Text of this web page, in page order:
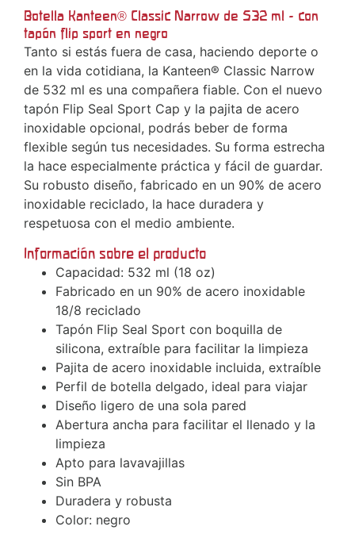
Botella Kanteen® Classic Narrow de 532 ml - con
tapón flip sport en negro
Tanto si estás fuera de casa, haciendo deporte o
en la vida cotidiana, la Kanteen® Classic Narrow
de 532 ml es una compañera fiable. Con el nuevo
tapón Flip Seal Sport Cap y la pajita de acero
inoxidable opcional, podrás beber de forma
flexible según tus necesidades. Su forma estrecha
la hace especialmente práctica y fácil de guardar.
Su robusto diseño, fabricado en un 90% de acero
inoxidable reciclado, la hace duradera y
respetuosa con el medio ambiente.
Información sobre el producto
Capacidad: 532 ml (18 oz)
Fabricado en un 90% de acero inoxidable
18/8 reciclado
Tapón Flip Seal Sport con boquilla de
silicona, extraíble para facilitar la limpieza
Pajita de acero inoxidable incluida, extraíble
Perfil de botella delgado, ideal para viajar
Diseño ligero de una sola pared
Abertura ancha para facilitar el llenado y la
limpieza
Apto para lavavajillas
Sin BPA
Duradera y robusta
Color: negro